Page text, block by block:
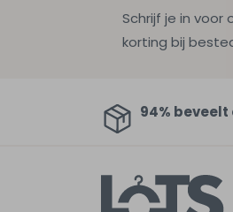
Schrijf je in voor
korting bij
94% beveelt